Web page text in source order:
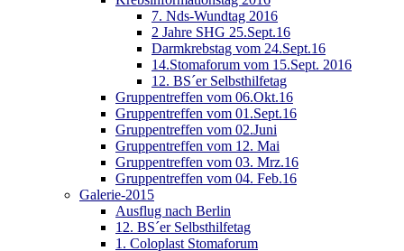
7. Nds-Wundtag 2016
2 Jahre SHG 25.Sept.16
Darmkrebstag vom 24.Sept.16
14.Stomaforum vom 15.Sept. 2016
12. BS´er Selbsthilfetag
Gruppentreffen vom 06.Okt.16
Gruppentreffen vom 01.Sept.16
Gruppentreffen vom 02.Juni
Gruppentreffen vom 12. Mai
Gruppentreffen vom 03. Mrz.16
Gruppentreffen vom 04. Feb.16
Galerie-2015
Ausflug nach Berlin
12. BS´er Selbsthilfetag
1. Coloplast Stomaforum